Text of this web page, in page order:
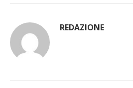
REDAZIONE